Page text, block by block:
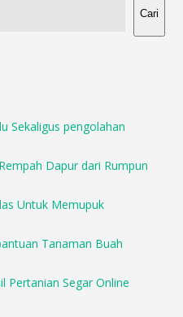
Cari
Sekaligus pengolahan
Dapur dari Rumpun
Untuk Memupuk
Tanaman Buah
Pertanian Segar Online